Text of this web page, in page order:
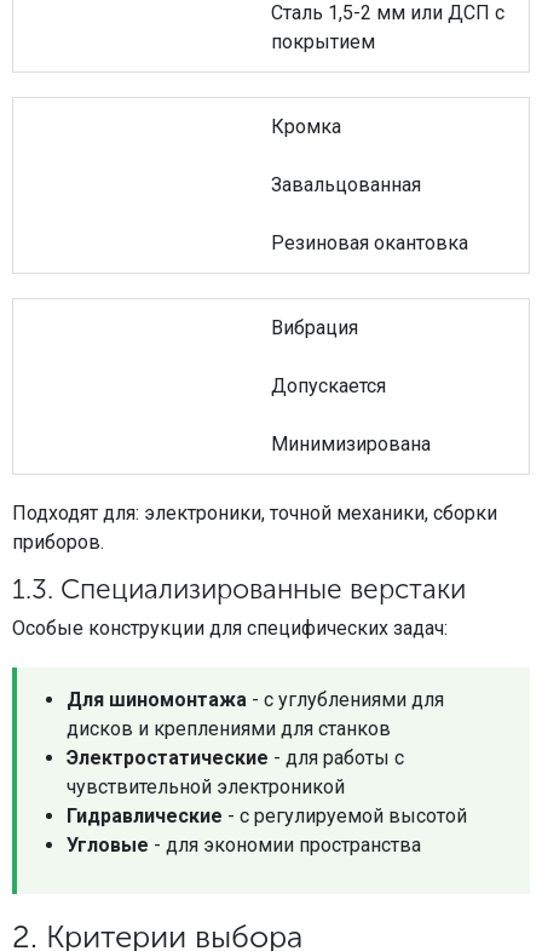
Сталь 1,5-2 мм или ДСП с
покрытием
Кромка
Завальцованная
Резиновая окантовка
Вибрация
Допускается
Минимизирована
Подходят для: электроники, точной механики, сборки
приборов.
1.3. Специализированные верстаки
Особые конструкции для специфических задач:
Для шиномонтажа - с углублениями для
дисков и креплениями для станков
Электростатические - для работы с
чувствительной электроникой
Гидравлические - с регулируемой высотой
Угловые - для экономии пространства
2. Критерии выбора